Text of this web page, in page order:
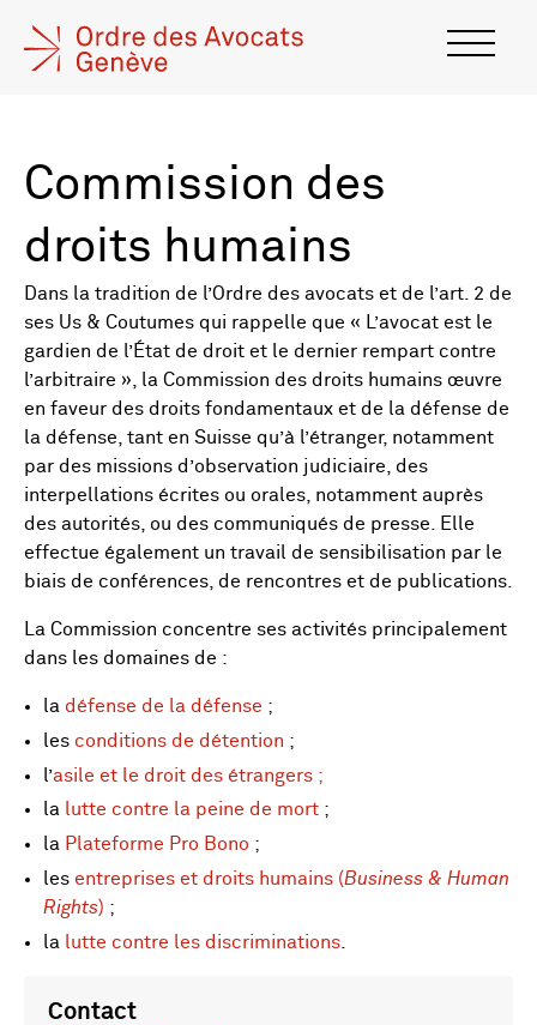
Commission des
droits humains
Dans la tradition de l’Ordre des avocats et de l’art. 2 de
ses Us & Coutumes qui rappelle que « L’avocat est le
gardien de l’État de droit et le dernier rempart contre
l’arbitraire », la Commission des droits humains œuvre
en faveur des droits fondamentaux et de la défense de
la défense, tant en Suisse qu’à l’étranger, notamment
par des missions d’observation judiciaire, des
interpellations écrites ou orales, notamment auprès
des autorités, ou des communiqués de presse. Elle
effectue également un travail de sensibilisation par le
biais de conférences, de rencontres et de publications.
La Commission concentre ses activités principalement
dans les domaines de :
la défense de la défense ;
les conditions de détention ;
l’asile et le droit des étrangers ;
la lutte contre la peine de mort ;
la Plateforme Pro Bono ;
les entreprises et droits humains (Business & Human
Rights) ;
la
lutte contre les discriminations
Contact